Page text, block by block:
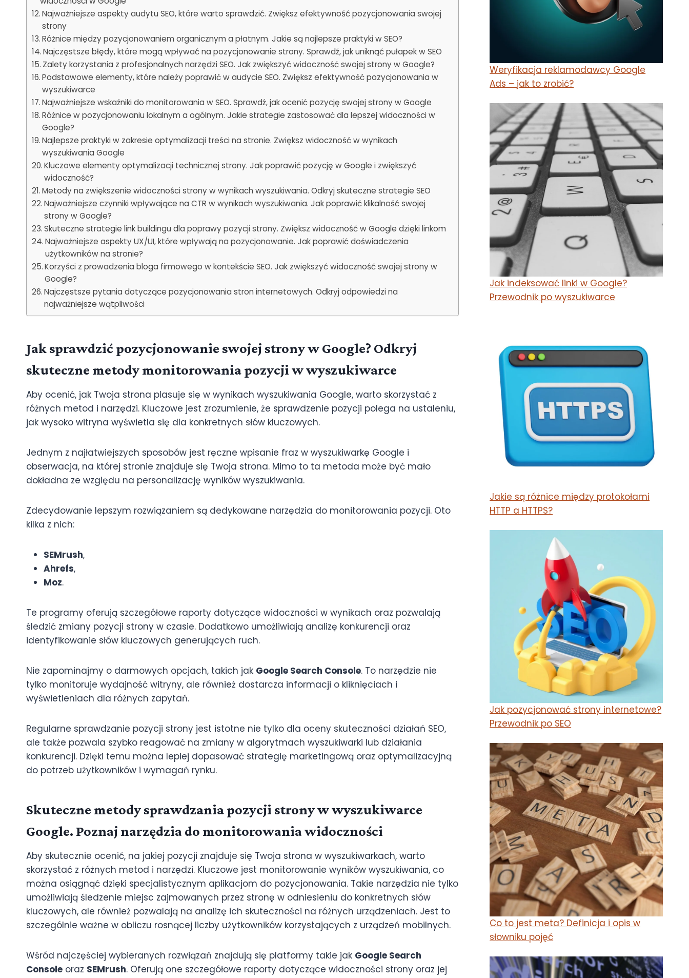
Najważniejsze aspekty audytu SEO, które warto sprawdzić. Zwiększ efektywność pozycjonowania swojej
strony
Różnice między pozycjonowaniem organicznym a płatnym. Jakie są najlepsze praktyki w SEO?
Najczęstsze błędy, które mogą wpływać na pozycjonowanie strony. Sprawdź, jak uniknąć pułapek w SEO
Zalety korzystania z profesjonalnych narzędzi SEO. Jak zwiększyć widoczność swojej strony w Google?
Podstawowe elementy, które należy poprawić w audycie SEO. Zwiększ efektywność pozycjonowania w
wyszukiwarce
Najważniejsze wskaźniki do monitorowania w SEO. Sprawdź, jak ocenić pozycję swojej strony w Google
Różnice w pozycjonowaniu lokalnym a ogólnym. Jakie strategie zastosować dla lepszej widoczności w
Google?
Najlepsze praktyki w zakresie optymalizacji treści na stronie. Zwiększ widoczność w wynikach
wyszukiwania Google
Kluczowe elementy optymalizacji technicznej strony. Jak poprawić pozycję w Google i zwiększyć
widoczność?
Metody na zwiększenie widoczności strony w wynikach wyszukiwania. Odkryj skuteczne strategie SEO
Najważniejsze czynniki wpływające na CTR w wynikach wyszukiwania. Jak poprawić klikalność swojej
strony w Google?
Skuteczne strategie link buildingu dla poprawy pozycji strony. Zwiększ widoczność w Google dzięki linkom
Najważniejsze aspekty UX/UI, które wpływają na pozycjonowanie. Jak poprawić doświadczenia
użytkowników na stronie?
Korzyści z prowadzenia bloga firmowego w kontekście SEO. Jak zwiększyć widoczność swojej strony w
Google?
Najczęstsze pytania dotyczące pozycjonowania stron internetowych. Odkryj odpowiedzi na
najważniejsze wątpliwości
Jak sprawdzić pozycjonowanie swojej strony w Google? Odkryj
skuteczne metody monitorowania pozycji w wyszukiwarce
Aby ocenić, jak Twoja strona plasuje się w wynikach wyszukiwania Google, warto skorzystać z
różnych metod i narzędzi. Kluczowe jest zrozumienie, że sprawdzenie pozycji polega na ustaleniu,
jak wysoko witryna wyświetla się dla konkretnych słów kluczowych.
Jednym z najłatwiejszych sposobów jest ręczne wpisanie fraz w wyszukiwarkę Google i
obserwacja, na której stronie znajduje się Twoja strona. Mimo to ta metoda może być mało
dokładna ze względu na personalizację wyników wyszukiwania.
Zdecydowanie lepszym rozwiązaniem są dedykowane narzędzia do monitorowania pozycji. Oto
kilka z nich:
SEMrush,
Ahrefs,
Moz.
Te programy oferują szczegółowe raporty dotyczące widoczności w wynikach oraz pozwalają
śledzić zmiany pozycji strony w czasie. Dodatkowo umożliwiają analizę konkurencji oraz
identyfikowanie słów kluczowych generujących ruch.
Nie zapominajmy o darmowych opcjach, takich jak Google Search Console. To narzędzie nie
tylko monitoruje wydajność witryny, ale również dostarcza informacji o kliknięciach i
wyświetleniach dla różnych zapytań.
Regularne sprawdzanie pozycji strony jest istotne nie tylko dla oceny skuteczności działań SEO,
ale także pozwala szybko reagować na zmiany w algorytmach wyszukiwarki lub działania
konkurencji. Dzięki temu można lepiej dopasować strategię marketingową oraz optymalizacyjną
do potrzeb użytkowników i wymagań rynku.
Skuteczne metody sprawdzania pozycji strony w wyszukiwarce
Google. Poznaj narzędzia do monitorowania widoczności
Aby skutecznie ocenić, na jakiej pozycji znajduje się Twoja strona w wyszukiwarkach, warto
skorzystać z różnych metod i narzędzi. Kluczowe jest monitorowanie wyników wyszukiwania, co
można osiągnąć dzięki specjalistycznym aplikacjom do pozycjonowania. Takie narzędzia nie tylko
umożliwiają śledzenie miejsc zajmowanych przez stronę w odniesieniu do konkretnych słów
kluczowych, ale również pozwalają na analizę ich skuteczności na różnych urządzeniach. Jest to
szczególnie ważne w obliczu rosnącej liczby użytkowników korzystających z urządzeń mobilnych.
Wśród najczęściej wybieranych rozwiązań znajdują się platformy takie jak Google Search
Console oraz SEMrush. Oferują one szczegółowe raporty dotyczące widoczności strony oraz jej
Weryfikacja reklamodawcy Google
Ads – jak to zrobić?
Jak indeksować linki w Google?
Przewodnik po wyszukiwarce
Jakie są różnice między protokołami
HTTP a HTTPS?
Jak pozycjonować strony internetowe?
Przewodnik po SEO
Co to jest meta? Definicja i opis w
słowniku pojęć